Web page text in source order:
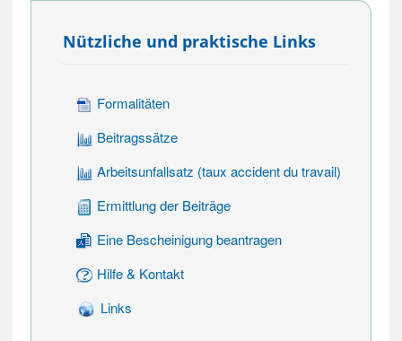
Nützliche und praktische Links
Formalitäten
Beitragssätze
Arbeitsunfallsatz (taux accident du travail)
Ermittlung der Beiträge
Eine Bescheinigung beantragen
Hilfe & Kontakt
Links